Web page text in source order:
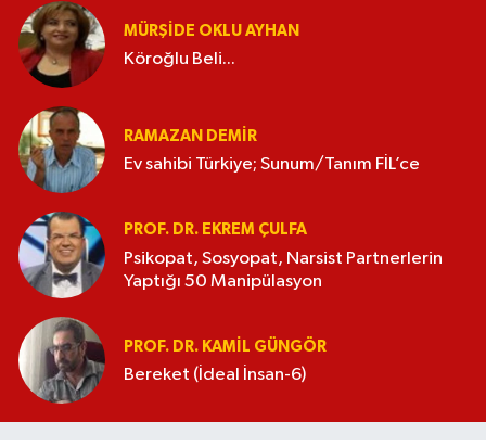
MÜRŞIDE OKLU AYHAN
Köroğlu Beli...
RAMAZAN DEMİR
Ev sahibi Türkiye; Sunum/Tanım FİL’ce
PROF. DR. EKREM ÇULFA
Psikopat, Sosyopat, Narsist Partnerlerin
Yaptığı 50 Manipülasyon
PROF. DR. KAMIL GÜNGÖR
Bereket (İdeal İnsan-6)